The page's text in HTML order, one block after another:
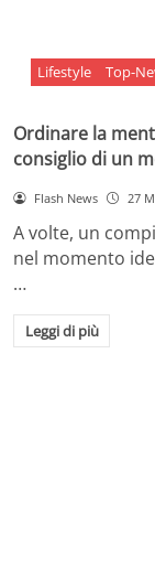
Lifestyle Top-
Ordinare la
consiglio di un
Flash News 27
A volte, un
nel momento
…
Leggi di più